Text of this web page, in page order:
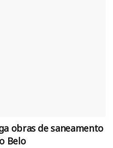
obras de saneamento
Belo